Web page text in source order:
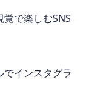
で楽しむSNS
インスタグラ